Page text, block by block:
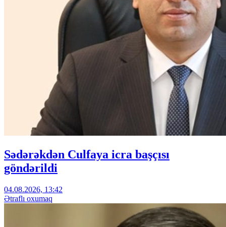
Sədərəkdən Culfaya icra başçısı
göndərildi
04.08.2026, 13:42
Ətraflı oxumaq